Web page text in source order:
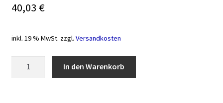
40,03 €
inkl. 19 % MwSt. zzgl. Versandkosten
In den Warenkorb